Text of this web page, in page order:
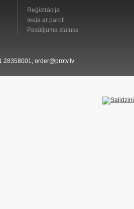
Reģistrācija
Ieeja ar paroli
Pasūtījuma statuss
28358001, order@protv.lv